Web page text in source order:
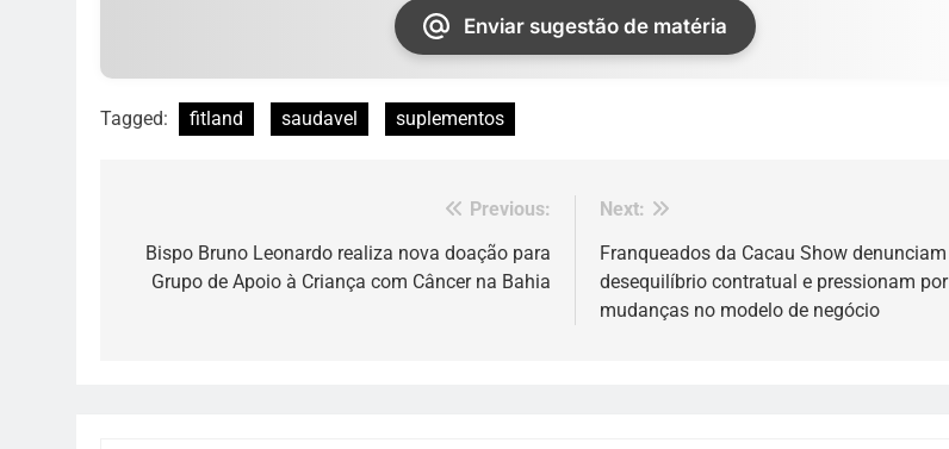
Enviar sugestão de matéria
Tagged: fitland saudavel suplementos
de
Previous:
Bispo Bruno Leonardo realiza nova doação para
Grupo de Apoio à Criança com Câncer na Bahia
Next:
Franqueados da Cacau Show denunciam
desequilíbrio contratual e pressionam por
mudanças no modelo de negócio